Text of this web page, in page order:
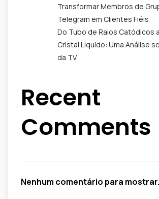
Transformar Membros de
Telegram em Clientes Fiéis
Do Tubo de Raios Catódicos
Cristal Líquido: Uma Análise
da TV
Recent
Comments
Nenhum comentário para mostrar.